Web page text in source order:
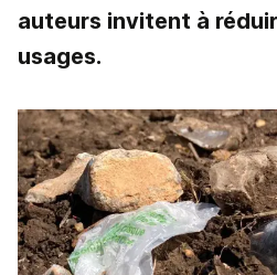
auteurs invitent à
usages.